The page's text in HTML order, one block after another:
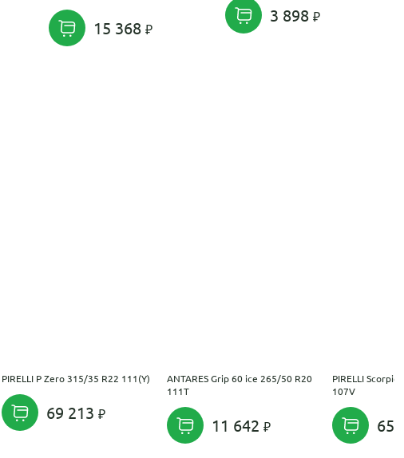
15 368
3 898
PIRELLI P Zero 315/35 R22 111(Y)
69 213
ANTARES Grip 60 ice 265/50 R20
111T
11 642
PIRELLI
107V
65